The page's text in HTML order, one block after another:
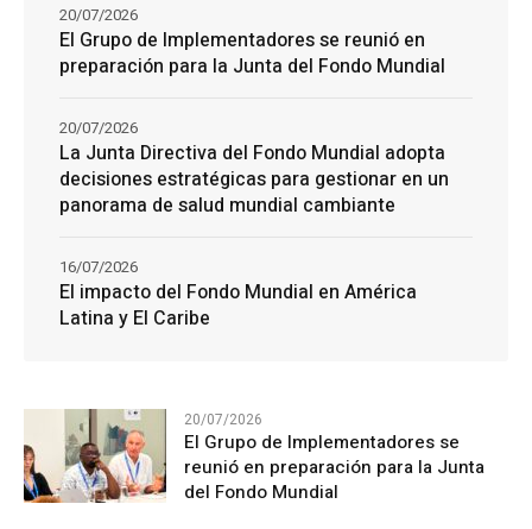
El Grupo de Implementadores se reunió en
preparación para la Junta del Fondo Mundial
20/07/2026
La Junta Directiva del Fondo Mundial adopta
decisiones estratégicas para gestionar en un
panorama de salud mundial cambiante
20/07/2026
El impacto del Fondo Mundial en América
Latina y El Caribe
16/07/2026
20/07/2026
El Grupo de Implementadores se
reunió en preparación para la Junta
del Fondo Mundial